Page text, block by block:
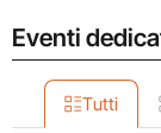
Eventi
Tutti